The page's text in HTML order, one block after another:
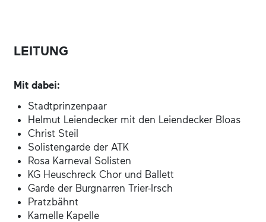
LEITUNG
Mit dabei:
Stadtprinzenpaar
Helmut Leiendecker mit den Leiendecker Bloas
Christ Steil
Solistengarde der ATK
Rosa Karneval Solisten
KG Heuschreck Chor und Ballett
Garde der Burgnarren Trier-Irsch
Pratzbähnt
Kamelle Kapelle